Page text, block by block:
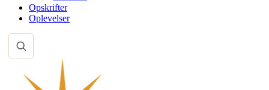
Opskrifter
Oplevelser